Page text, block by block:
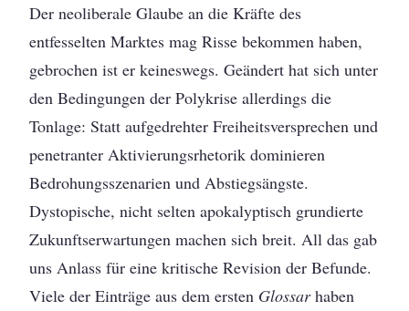
Der neoliberale Glaube an die Kräfte des
entfesselten Marktes mag Risse bekommen haben,
gebrochen ist er keineswegs. Geändert hat sich unter
den Bedingungen der Polykrise allerdings die
Tonlage: Statt aufgedrehter Freiheitsversprechen und
penetranter Aktivierungsrhetorik dominieren
Bedrohungsszenarien und Abstiegsängste.
Dystopische, nicht selten apokalyptisch grundierte
Zukunftserwartungen machen sich breit. All das gab
uns Anlass für eine kritische Revision der Befunde.
Viele der Einträge aus dem ersten Glossarhaben